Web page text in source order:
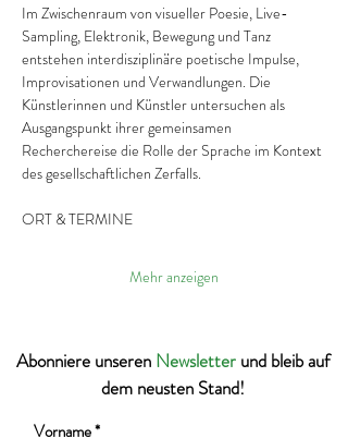
Im Zwischenraum von visueller Poesie, Live-
Sampling, Elektronik, Bewegung und Tanz
entstehen interdisziplinäre poetische Impulse,
Improvisationen und Verwandlungen. Die
Künstlerinnen und Künstler untersuchen als
Ausgangspunkt ihrer gemeinsamen
Recherchereise die Rolle der Sprache im Kontext
des gesellschaftlichen Zerfalls.
ORT & TERMINE
Mehr anzeigen
Abonniere unseren Newsletter und bleib auf
dem neusten Stand!